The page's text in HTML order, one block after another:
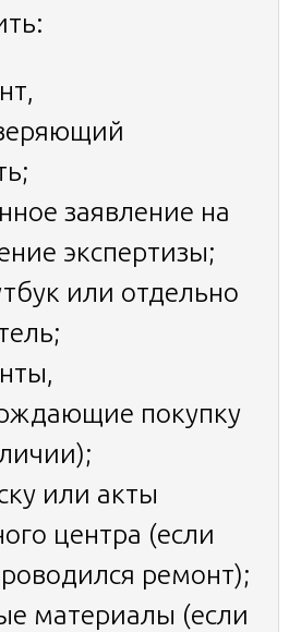
заявление на
экспертизы;
или отдельно
покупку
или акты
центра (если
ремонт);
материалы (если